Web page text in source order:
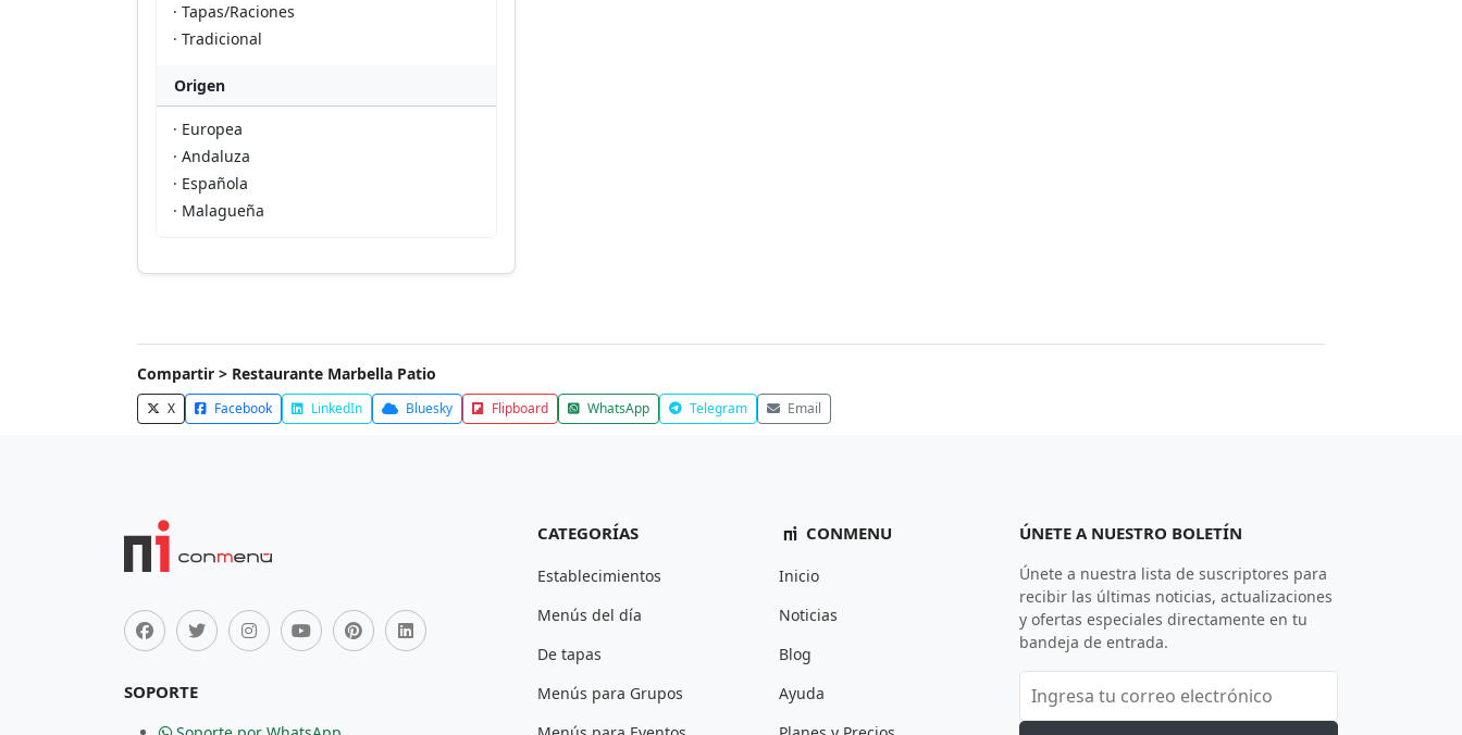
· Tapas/Raciones
· Tradicional
Origen
· Europea
· Andaluza
· Española
· Malagueña
Compartir > Restaurante Marbella Patio
X Facebook LinkedIn Bluesky Flipboard WhatsApp Telegram Email
SOPORTE
CATEGORÍAS
Establecimientos
Menús del día
De tapas
Menús para Grupos
CONMENU
Inicio
Noticias
Blog
Ayuda
ÚNETE A NUESTRO BOLETÍN
Únete a nuestra lista de suscriptores para
recibir las últimas noticias, actualizaciones
y ofertas especiales directamente en tu
bandeja de entrada.